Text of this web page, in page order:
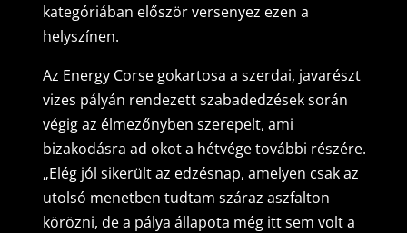
kategóriában először versenyez ezen a
helyszínen.
Az Energy Corse gokartosa a szerdai, javarészt
vizes pályán rendezett szabadedzések során
végig az élmezőnyben szerepelt, ami
bizakodásra ad okot a hétvége további részére.
„Elég jól sikerült az edzésnap, amelyen csak az
utolsó menetben tudtam száraz aszfalton
körözni, de a pálya állapota még itt sem volt a